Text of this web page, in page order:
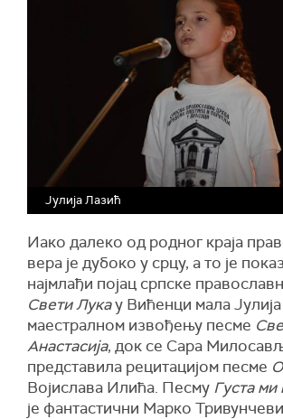
Јулија Лазић
Иако далеко од родног краја
вера је дубоко у срцу, а то је
најмлађи појац српске
Свети Лукау Вићенци мала
маестралном извођењу песме
Анастасија, док се Сара
представила рецитацијом песме
Војислава Илића. Песму Густа ми
је фантастични Марко